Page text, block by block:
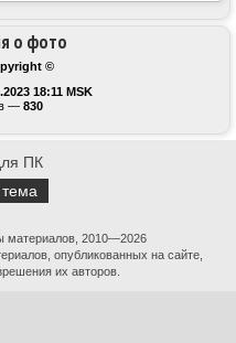
о фото
©
18:11 MSK
— 830
ПК
материалов, 2010—2026
опубликованных на сайте,
их авторов.